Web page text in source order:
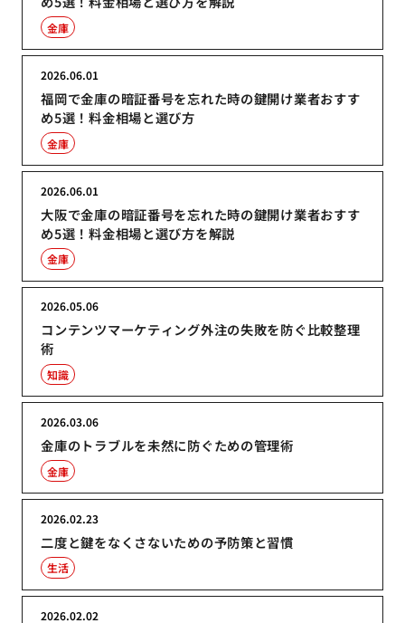
金庫
福岡で金庫の暗証番号を忘れた時の鍵開け業者おすす
め5選！料金相場と選び方
2026.06.01
金庫
大阪で金庫の暗証番号を忘れた時の鍵開け業者おすす
め5選！料金相場と選び方を解説
2026.06.01
金庫
コンテンツマーケティング外注の失敗を防ぐ比較整理
術
2026.05.06
知識
金庫のトラブルを未然に防ぐための管理術
2026.03.06
金庫
二度と鍵をなくさないための予防策と習慣
2026.02.23
生活
2026.02.02